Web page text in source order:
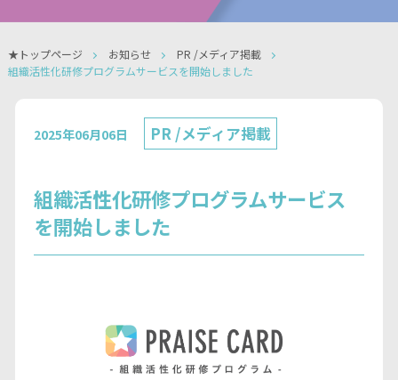
★トップページ お知らせ
PR /メディア掲載
組織活性化研修プログラムサービスを開始しました
2025年06月06日 PR /メディア掲載
組織活性化研修プログラムサービス
を開始しました